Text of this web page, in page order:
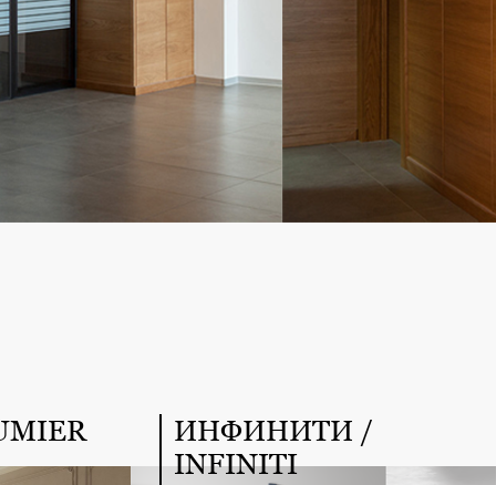
ИНФИНИТИ /
INFINITI